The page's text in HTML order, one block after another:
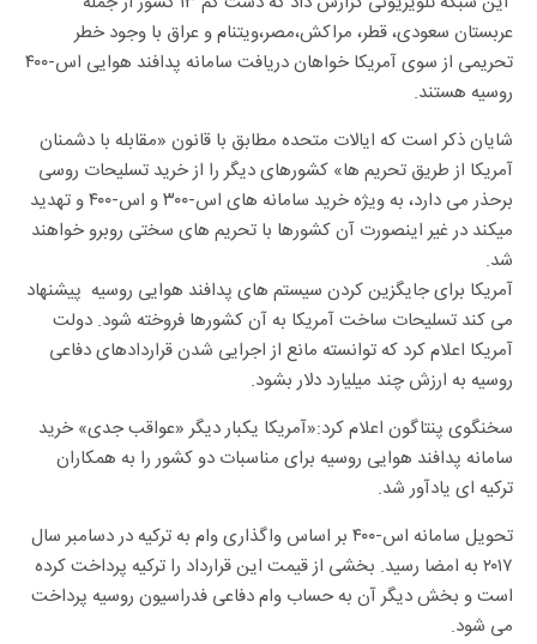
عربستان سعودی، قطر، مراکش،مصر،ویتنام و عراق با وجود خطر
تحریمی از سوی آمریکا خواهان دریافت سامانه پدافند هوایی اس-۴۰۰
روسیه هستند.
شایان ذکر است که ایالات متحده مطابق با قانون «مقابله با دشمنان
آمریکا از طریق تحریم ها» کشورهای دیگر را از خرید تسلیحات روسی
برحذر می دارد، به ویژه خرید سامانه های اس-۳۰۰ و اس-۴۰۰ و تهدید
میکند در غیر اینصورت آن کشورها با تحریم های سختی روبرو خواهند
شد.
آمریکا برای جایگزین کردن سیستم های پدافند هوایی روسیه پیشنهاد
می کند تسلیحات ساخت آمریکا به آن کشورها فروخته شود. دولت
آمریکا اعلام کرد که توانسته مانع از اجرایی شدن قراردادهای دفاعی
روسیه به ارزش چند میلیارد دلار بشود.
سخنگوی پنتاگون اعلام کرد:«آمریکا یکبار دیگر «عواقب جدی» خرید
سامانه پدافند هوایی روسیه برای مناسبات دو کشور را به همکاران
ترکیه ای یادآور شد.
تحویل سامانه اس-۴۰۰ بر اساس واگذاری وام به ترکیه در دسامبر سال
۲۰۱۷ به امضا رسید. بخشی از قیمت این قرارداد را ترکیه پرداخت کرده
است و بخش دیگر آن به حساب وام دفاعی فدراسیون روسیه پرداخت
می شود.